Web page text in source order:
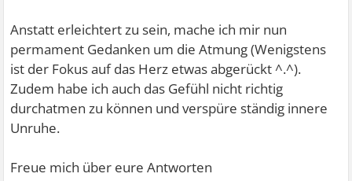
Anstatt erleichtert zu sein, mache ich mir nun
permament Gedanken um die Atmung (Wenigstens
ist der Fokus auf das Herz etwas abgerückt ^.^).
Zudem habe ich auch das Gefühl nicht richtig
durchatmen zu können und verspüre ständig innere
Unruhe.
Freue mich über eure Antworten